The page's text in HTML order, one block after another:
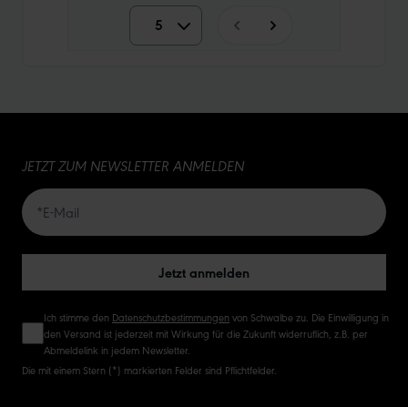
5 5
20
JETZT ZUM NEWSLETTER ANMELDEN
Jetzt anmelden
Ich stimme den Datenschutzbestimmungen von Schwalbe zu. Die Einwilligung in
den Versand ist jederzeit mit Wirkung für die Zukunft widerruflich, z.B. per
Abmeldelink in jedem Newsletter.
Die mit einem Stern (*) markierten Felder sind Pflichtfelder.